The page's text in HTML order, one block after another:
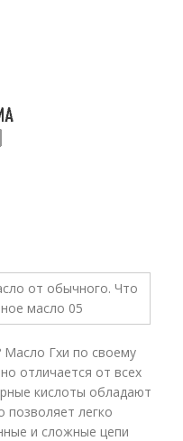
Масло Гхи по своему
отличается от всех
кислоты обладают
позволяет легко
и сложные цепи